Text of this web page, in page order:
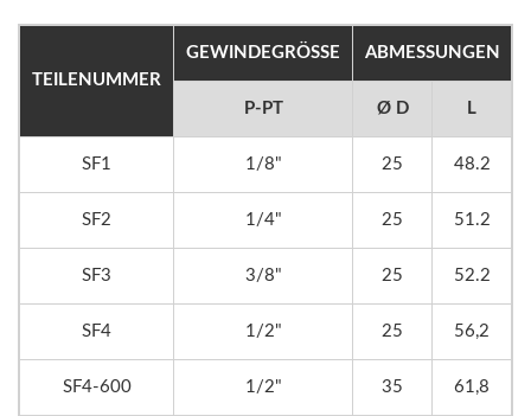
TEILENUMMER
GEWINDEGRÖSSE
ABMESSUNGEN
P-PT
Ø D L
SF1 1/8" 25 48.2
SF2 1/4" 25 51.2
SF3 3/8" 25 52.2
SF4 1/2" 25 56,2
SF4-600 1/2" 35 61,8